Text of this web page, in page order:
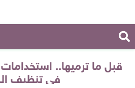
قبل ما ترميها.. استخدامات
في تنظيف